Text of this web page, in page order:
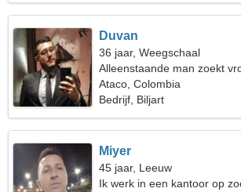
Duvan
36 jaar, Weegschaal
Alleenstaande man zoekt
Ataco, Colombia
Bedrijf, Biljart
Miyer
45 jaar, Leeuw
Ik werk in een kantoor op